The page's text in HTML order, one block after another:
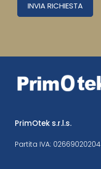
INVIA RICHIESTA
PrimOtek s.r.l.s.
Partita IVA: 02669020204